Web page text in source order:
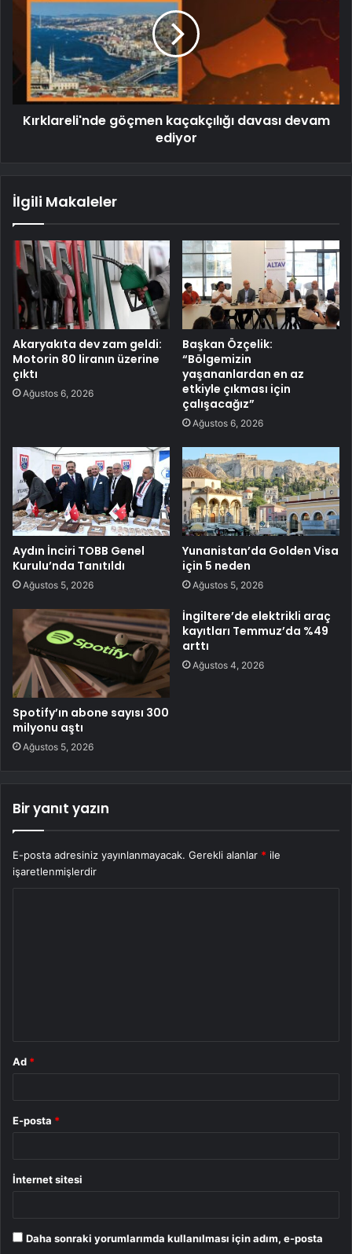
Kırklareli'nde göçmen kaçakçılığı davası devam
ediyor
İlgili Makaleler
Akaryakıta dev zam geldi:
Motorin 80 liranın üzerine
çıktı
Ağustos 6, 2026
Başkan Özçelik:
“Bölgemizin
yaşananlardan en az
etkiyle çıkması için
çalışacağız”
Ağustos 6, 2026
Aydın İnciri TOBB Genel
Kurulu’nda Tanıtıldı
Ağustos 5, 2026
Yunanistan’da Golden Visa
için 5 neden
Ağustos 5, 2026
Spotify’ın abone sayısı 300
milyonu aştı
Ağustos 5, 2026
İngiltere’de elektrikli araç
kayıtları Temmuz’da %49
arttı
Ağustos 4, 2026
Bir yanıt yazın
E-posta adresiniz yayınlanmayacak. Gerekli alanlar * ile
işaretlenmişlerdir
Ad *
E-posta *
İnternet sitesi
Daha sonraki yorumlarımda kullanılması için adım, e-posta